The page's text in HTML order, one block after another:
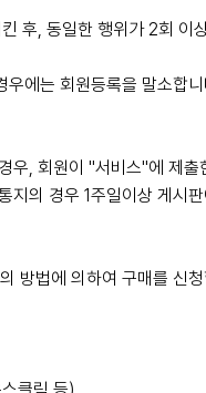
후, 동일한 행위가 2회
에는 회원등록을 말소합
우, 회원이 "서비스"에 제
지의 경우 1주일이상 게시
방법에 의하여 구매를 신